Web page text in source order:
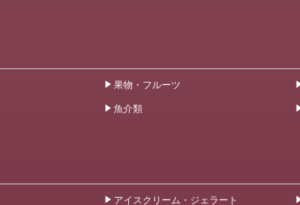
果物・フルーツ
魚介類
アイスクリーム・ジェラート